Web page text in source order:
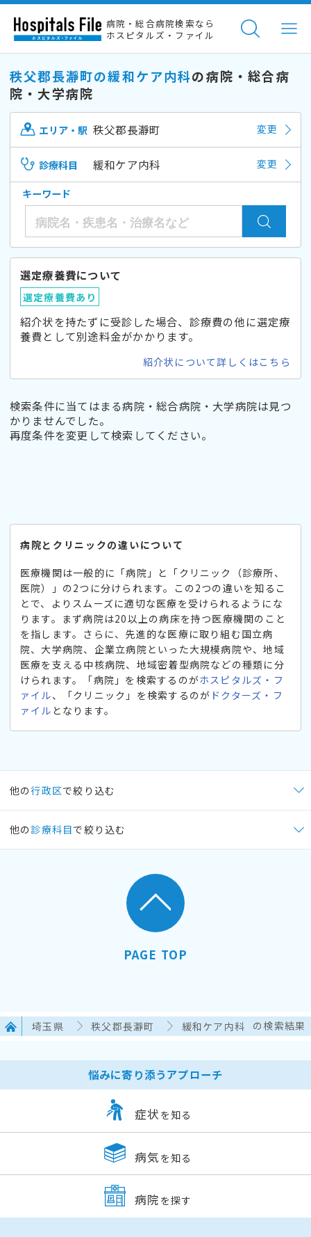
病院・総合病院検索なら
ホスピタルズ・ファイル
秩父郡長瀞町の緩和ケア内科の病院・総合病
院・大学病院
エリア・駅 秩父郡長瀞町 変更
診療科目 緩和ケア内科 変更
キーワード
選定療養費について
選定療養費あり
紹介状を持たずに受診した場合、診療費の他に選定療
養費として別途料金がかかります。
紹介状について詳しくはこちら
検索条件に当てはまる病院・総合病院・大学病院は見つ
かりませんでした。
再度条件を変更して検索してください。
病院とクリニックの違いについて
医療機関は一般的に「病院」と「クリニック（診療所、
医院）」の2つに分けられます。この2つの違いを知るこ
とで、よりスムーズに適切な医療を受けられるようにな
ります。まず病院は20以上の病床を持つ医療機関のこと
を指します。さらに、先進的な医療に取り組む国立病
院、大学病院、企業立病院といった大規模病院や、地域
医療を支える中核病院、地域密着型病院などの種類に分
けられます。「病院」を検索するのがホスピタルズ・フ
ァイル、「クリニック」を検索するのが ドクターズ・フ
ァイル となります。
他の行政区で絞り込む
他の 診療科目で絞り込む
PAGE TOP
埼玉県 秩父郡長瀞町 緩和ケア内科 の検索結果
悩みに寄り添うアプローチ
症状 を知る
病気 を知る
病院 を探す